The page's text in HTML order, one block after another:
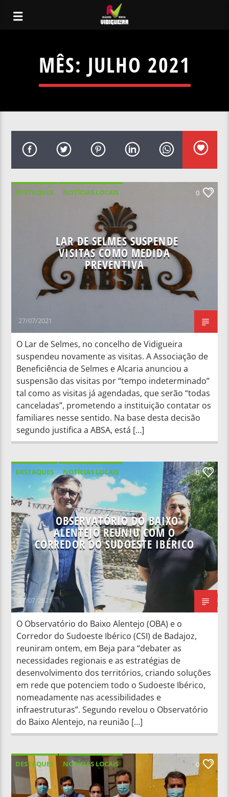
MÊS: JULHO 2021
DESTAQUES
NOTÍCIAS LOCAIS
0
LAR DE SELMES SUSPENDE
VISITAS COMO MEDIDA
PREVENTIVA
27/07/2021
O Lar de Selmes, no concelho de Vidigueira
suspendeu novamente as visitas. A Associação de
Beneficiência de Selmes e Alcaria anunciou a
suspensão das visitas por “tempo indeterminado”
tal como as visitas já agendadas, que serão “todas
canceladas”, prometendo a instituição contatar os
familiares nesse sentido. Na base desta decisão
segundo justifica a ABSA, está […]
DESTAQUES
NOTÍCIAS LOCAIS
NOTÍCIAS NACIONAIS
0
OBSERVATÓRIO DO BAIXO
ALENTEJO REUNIU COM O
CORREDOR DO SUDOESTE IBÉRICO
27/07/2021
O Observatório do Baixo Alentejo (OBA) e o
Corredor do Sudoeste Ibérico (CSI) de Badajoz,
reuniram ontem, em Beja para “debater as
necessidades regionais e as estratégias de
desenvolvimento dos territórios, criando soluções
em rede que potenciem todo o Sudoeste Ibérico,
nomeadamente nas acessibilidades e
infraestruturas”. Segundo revelou o Observatório
do Baixo Alentejo, na reunião […]
DESTAQUES
NOTÍCIAS LOCAIS
NOTÍCIAS NACIONAIS
0